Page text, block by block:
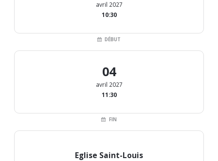
avril 2027
10:30
DÉBUT
04
avril 2027
11:30
FIN
Eglise Saint-Louis